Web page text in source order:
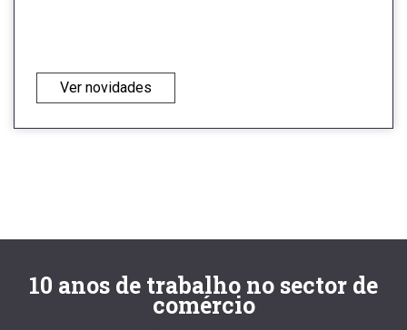
Ver novidades
10 anos de trabalho no sector de
comércio